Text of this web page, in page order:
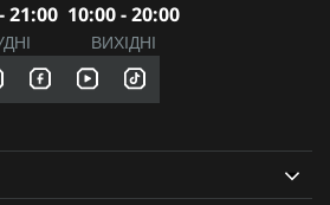
21:00 10:00 - 20:00
ВИХІДНІ